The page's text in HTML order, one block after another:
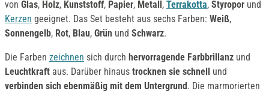
von Glas, Holz, Kunststoff, Papier, Metall, Terrakotta, Styropor und
Kerzen geeignet. Das Set besteht aus sechs Farben: Weiß,
Sonnengelb, Rot, Blau, Grün und Schwarz.
Die Farben zeichnen sich durch hervorragende Farbbrillanz und
Leuchtkraft aus. Darüber hinaus trocknen sie schnell und
verbinden sich ebenmäßig mit dem Untergrund. Die marmorierten